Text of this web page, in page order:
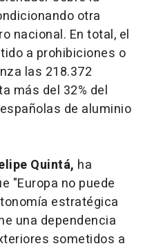
otra
nacional. En total, el
a prohibiciones o
las 218.372
más del 32% del
de aluminio
Quintá, ha
"Europa no puede
estratégica
una dependencia
sometidos a